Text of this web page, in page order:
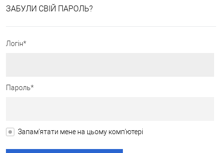
ЗАБУЛИ СВІЙ ПАРОЛЬ?
Логін*
Пароль*
Запам'ятати мене на цьому комп'ютері